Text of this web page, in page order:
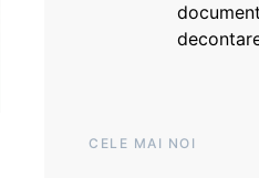
CELE MAI NOI